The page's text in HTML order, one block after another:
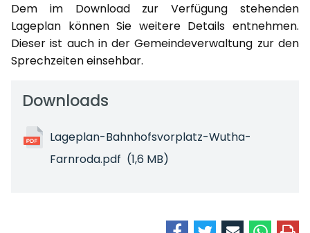
Dem im Download zur Verfügung stehenden
Lageplan können Sie weitere Details entnehmen.
Dieser ist auch in der Gemeindeverwaltung zur den
Sprechzeiten einsehbar.
Downloads
Lageplan-Bahnhofsvorplatz-Wutha-
Farnroda.pdf (1,6 MB)